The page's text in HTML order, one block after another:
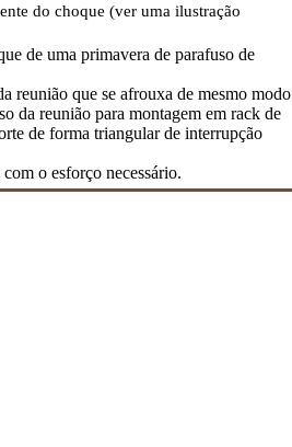
do choque (ver uma ilustração
de uma primavera de parafuso de
reunião que se afrouxa de mesmo modo
da reunião para montagem em rack de
de forma triangular de interrupção
o esforço necessário.